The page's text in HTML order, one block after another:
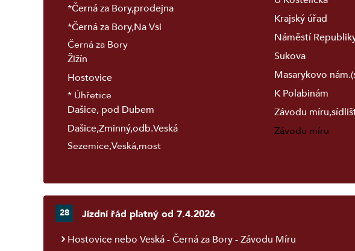
*Černá za Bory,prodejna
*Černá za Bory,Na Vsi
Černá za Bory
Žižín
Hostovice
* Úhřetice
Dašice, pod Dubem
Dašice,Zminný,odb.Veská
Sezemice,Veská,most
Krajský úřad
Náměstí
Sukova
Masarykovo
K Polabinám
Závodu
Závodu míru
28
Jízdní řád platný od 7.4.2026
Hostovice nebo Veská - Černá za Bory - Závodu Míru